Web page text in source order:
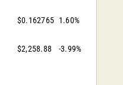
$0.162765 1.60%
$2,258.88 -3.99%